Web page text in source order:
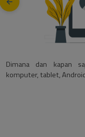
Dimana dan kapan
komputer, tablet,